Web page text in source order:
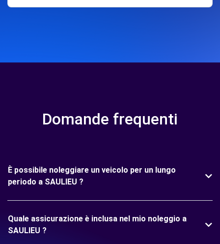
Domande frequenti
È possibile noleggiare un veicolo per un lungo
periodo a SAULIEU ?
Quale assicurazione è inclusa nel mio noleggio a
SAULIEU ?